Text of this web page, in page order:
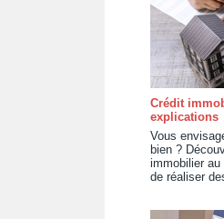
Crédit
explications
Vous
bien ?
immobilier
de réaliser